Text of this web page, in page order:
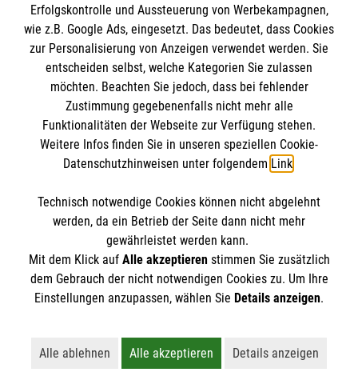
Spendenkonto
Empfänger: Malteser Hilfsdienst e.V.
IBAN: DE10 3706 0120 1201 2000 12
BIC: GENODED 1PA7
Newsletter abonnieren
Barrierefreiheit |Kontakt|Sharepoint|Mediathek
Erfolgskontrolle und Aussteuerung von Werbekampagnen,
wie z.B. Google Ads, eingesetzt. Das bedeutet, dass Cookies
zur Personalisierung von Anzeigen verwendet werden. Sie
entscheiden selbst, welche Kategorien Sie zulassen
möchten. Beachten Sie jedoch, dass bei fehlender
Zustimmung gegebenenfalls nicht mehr alle
Funktionalitäten der Webseite zur Verfügung stehen.
Weitere Infos finden Sie in unseren speziellen Cookie-
Datenschutzhinweisen unter folgendem Link.
Technisch notwendige Cookies können nicht abgelehnt
werden, da ein Betrieb der Seite dann nicht mehr
gewährleistet werden kann.
Mit dem Klick auf Alle akzeptierenstimmen Sie zusätzlich
dem Gebrauch der nicht notwendigen Cookies zu. Um Ihre
Einstellungen anzupassen, wählen Sie Details anzeigen.
Alle ablehnen
Lehnt alle nicht-essentiellen Cookies ab
Alle akzeptieren
Akzeptiert alle Cookies
Details anzeigen